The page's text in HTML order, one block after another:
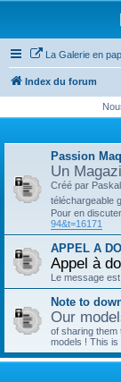
La Galerie en
Index du forum
Passion
Un
Créé par
téléchargeable
Pour en
94&t=16171
APPEL A
Appel à
Le message est
Note to
Our
of sharing them
models ! This is